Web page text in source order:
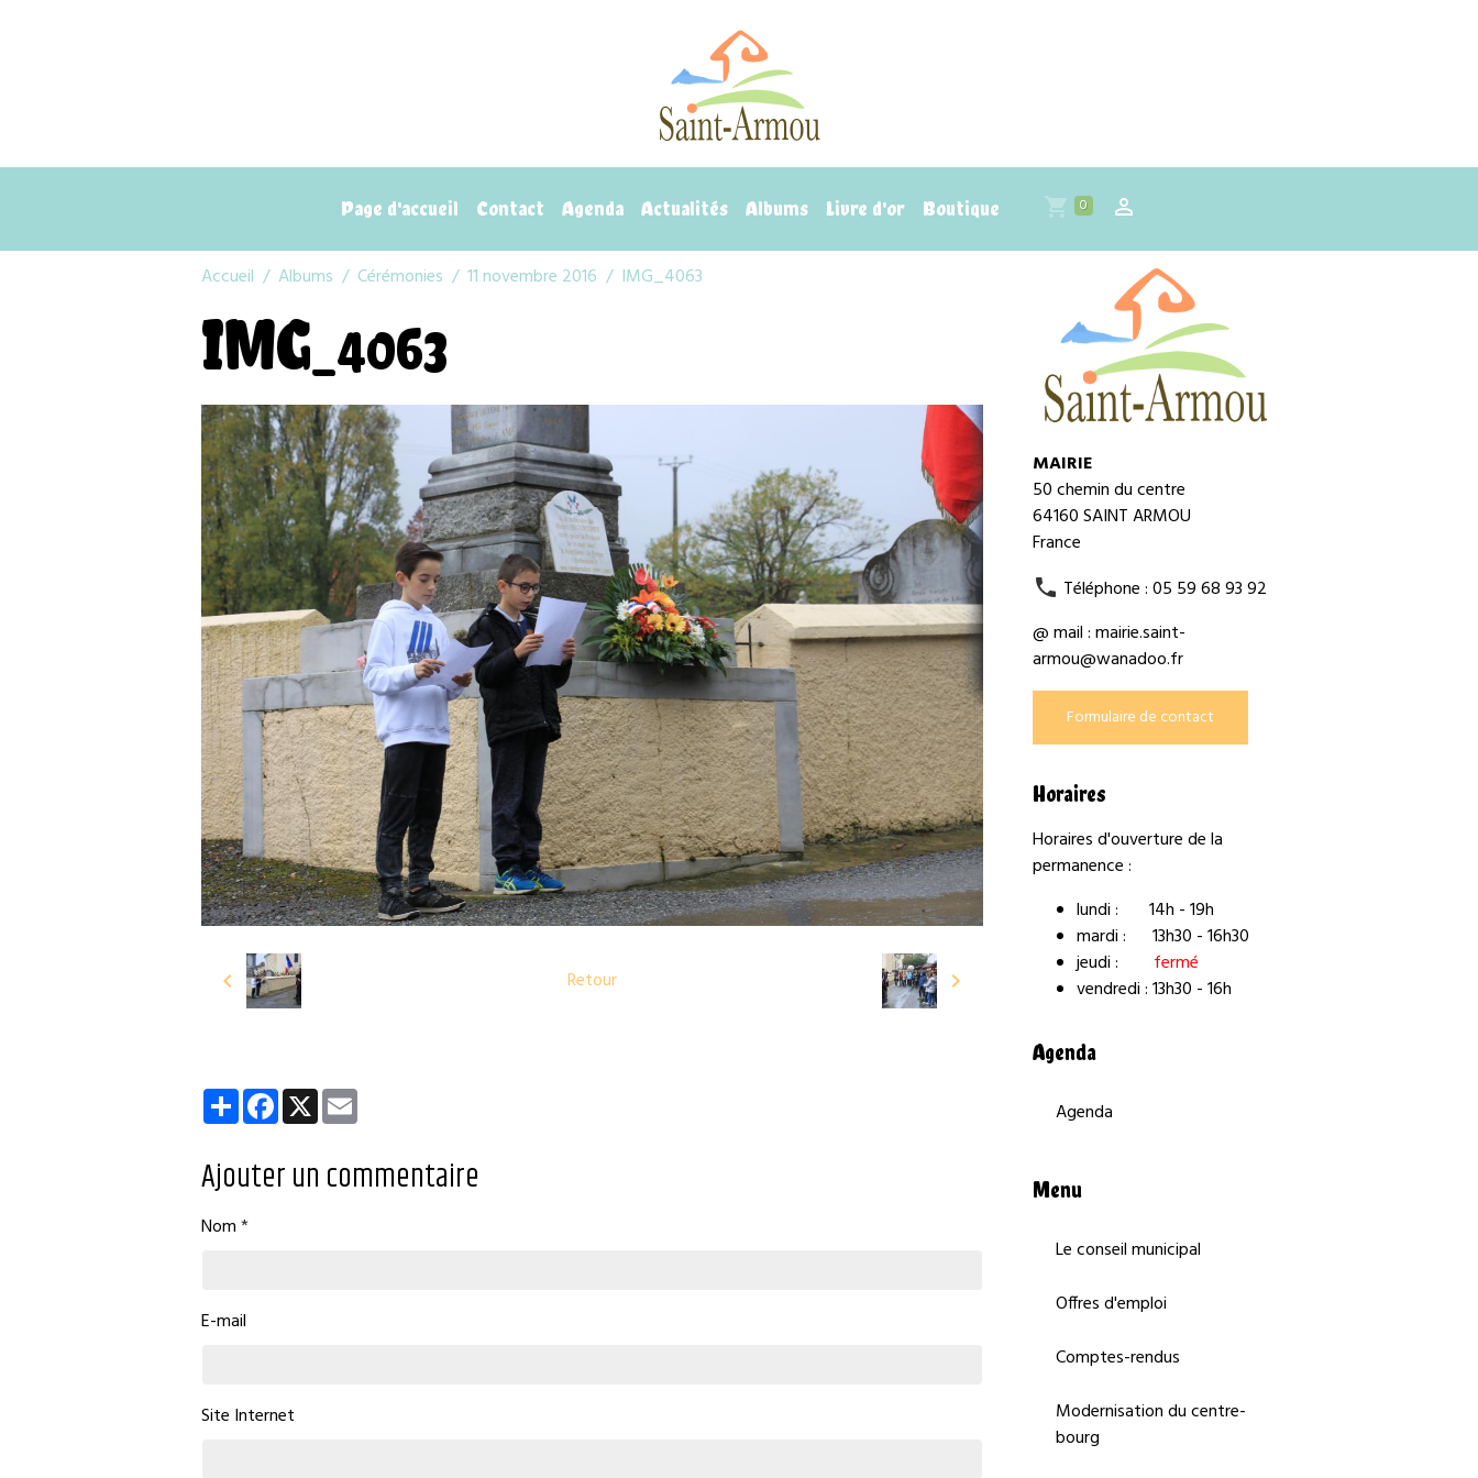
Page d'accueil Contact Agenda Actualités Albums Livre d'or Boutique 0
Accueil Albums Cérémonies 11 novembre 2016 IMG_4063
IMG_4063
Retour
PartagerFacebook
X
Ajouter un commentaire
Nom
E-mail
Site Internet
MAIRIE
50 chemin du centre
64160 SAINT ARMOU
France
Téléphone : 05 59 68 93 92
@ mail : mairie.saint-
armou@wanadoo.fr
Formulaire de contact
Horaires
Horaires d'ouverture de la
permanence :
lundi : 14h - 19h
mardi : 13h30 - 16h30
jeudi : fermé
vendredi : 13h30 - 16h
Agenda
Agenda
Menu
Le conseil municipal
Offres d'emploi
Comptes-rendus
Modernisation du centre-
bourg